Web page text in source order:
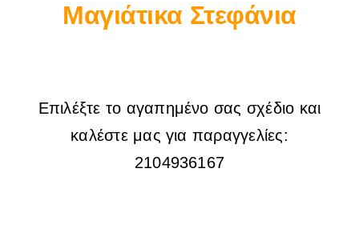
Μαγιάτικα Στεφάνια
Επιλέξτε το αγαπημένο σας σχέδιο και
καλέστε μας για παραγγελίες:
2104936167